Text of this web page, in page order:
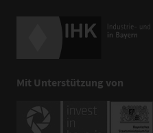
Mit Unterstützung von